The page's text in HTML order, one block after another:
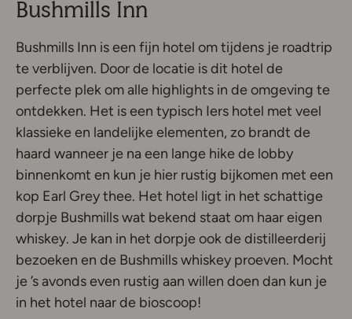
Bushmills Inn
Bushmills Inn is een fijn hotel om tijdens je roadtrip
te verblijven. Door de locatie is dit hotel de
perfecte plek om alle highlights in de omgeving te
ontdekken. Het is een typisch Iers hotel met veel
klassieke en landelijke elementen, zo brandt de
haard wanneer je na een lange hike de lobby
binnenkomt en kun je hier rustig bijkomen met een
kop Earl Grey thee. Het hotel ligt in het schattige
dorpje Bushmills wat bekend staat om haar eigen
whiskey. Je kan in het dorpje ook de distilleerderij
bezoeken en de Bushmills whiskey proeven. Mocht
je ’s avonds even rustig aan willen doen dan kun je
in het hotel naar de bioscoop!